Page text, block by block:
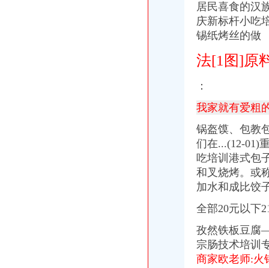
龙溪股份子公司员工的郁闷！！_龙溪股份（sh）_股吧_新浪股
昆明浩业物流有限公司经开分公司_页简介_地址电话-众网
龙溪股份：关于子公司日常关联交易的公告_龙溪股份（）_公
【提前看】12日公告精选：龙溪股份减持兴业证券185万股_证券时报网
【重庆美众会展服务有限公司招聘_新招聘信息】-前程无忧官方招聘
【深圳市恒朋科技开发有限公司招聘_新招聘信息】-前程无忧官方招
福建闽东电力股份有限公司周宁发电分公司龙溪一级水电站技改工程计
龙溪股份：2015年度责任报告（2016-04-21）_龙溪股份（
重庆远界科技有限公司联系方式_信用报告_工商信息-启信宝
居民喜食的汉
庆新标杆小吃
锡纸烤丝的做
法[1图]原
：
我家就有爱粗
锅盔馍、 包教
们在...(12-01)
吃培训港式包
和叉烧烤。 或
加水和成比饺
全部20元以下
孜然铁板豆腐
宗肠技术培训
商家欧老师:火